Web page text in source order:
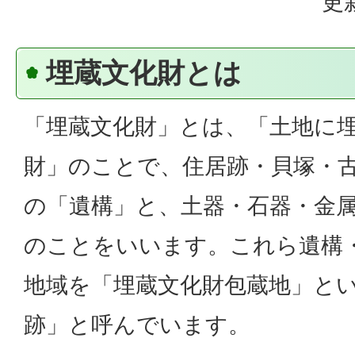
埋蔵文化財とは
「埋蔵文化財」とは、「土地に
財」のことで、住居跡・貝塚・
の「遺構」と、土器・石器・金
のことをいいます。これら遺構
地域を「埋蔵文化財包蔵地」と
跡」と呼んでいます。